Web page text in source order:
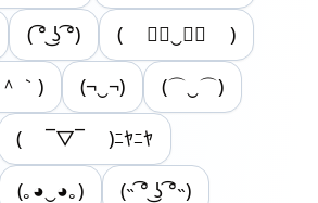
( ͡° ͜ʖ ͡°) ( ≖ิ‿≖ิ )
｀) (¬‿¬) (⌒‿⌒)
( ¯▽¯ )ﾆﾔﾆﾔ
(｡◕‿◕｡) (˵ ͡° ͜ʖ ͡°˵)